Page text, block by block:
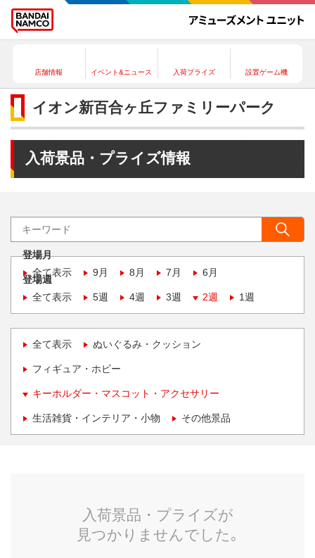
店舗情報 イベント&ニュース 入荷プライズ 設置ゲーム機
イオン新百合ヶ丘ファミリーパーク
入荷景品・プライズ情報
登場月
全て表示
9月 8月 7月 6月
登場週
全て表示
5週 4週 3週 2週 1週
全て表示 ぬいぐるみ・クッション
フィギュア・ホビー
キーホルダー・マスコット・アクセサリー
生活雑貨・インテリア・小物 その他景品